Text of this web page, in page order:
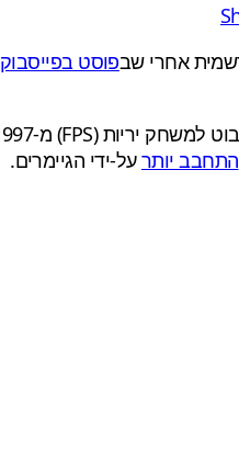
פוסט בפייסבוק
התחבב יותרעל-ידי הגיימרים.